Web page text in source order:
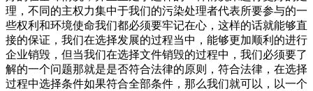
理，不同的主权力集中于我们的污染处理者代表所要参与的一
些权利和环境使命我们都必须要牢记在心，这样的话就能够直
接的保证，我们在选择发展的过程当中，能够更加顺利的进行
企业销毁，但当我们在选择文件销毁的过程中，我们必须要了
解的一个问题那就是是否符合法律的原则，符合法律，在选择
过程中选择条件如果符合全部条件，那么我们就可以，以一个